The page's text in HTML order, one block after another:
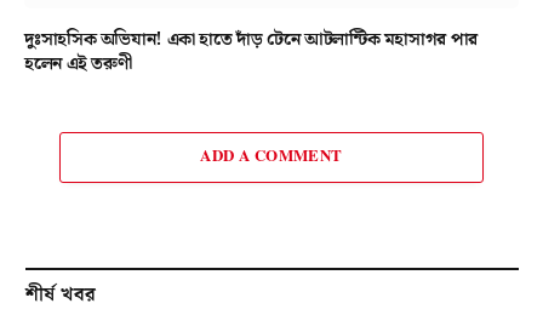
দুঃসাহসিক অভিযান! একা হাতে দাঁড় টেনে আটলান্টিক মহাসাগর পার
হলেন এই তরুণী
ADD A COMMENT
শীর্ষ খবর